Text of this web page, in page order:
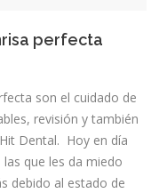
perfecta
son el cuidado de
revisión y también
Dental. Hoy en día
que les da miedo
debido al estado de